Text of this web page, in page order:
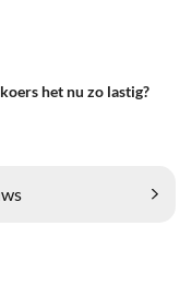
het nu zo lastig?